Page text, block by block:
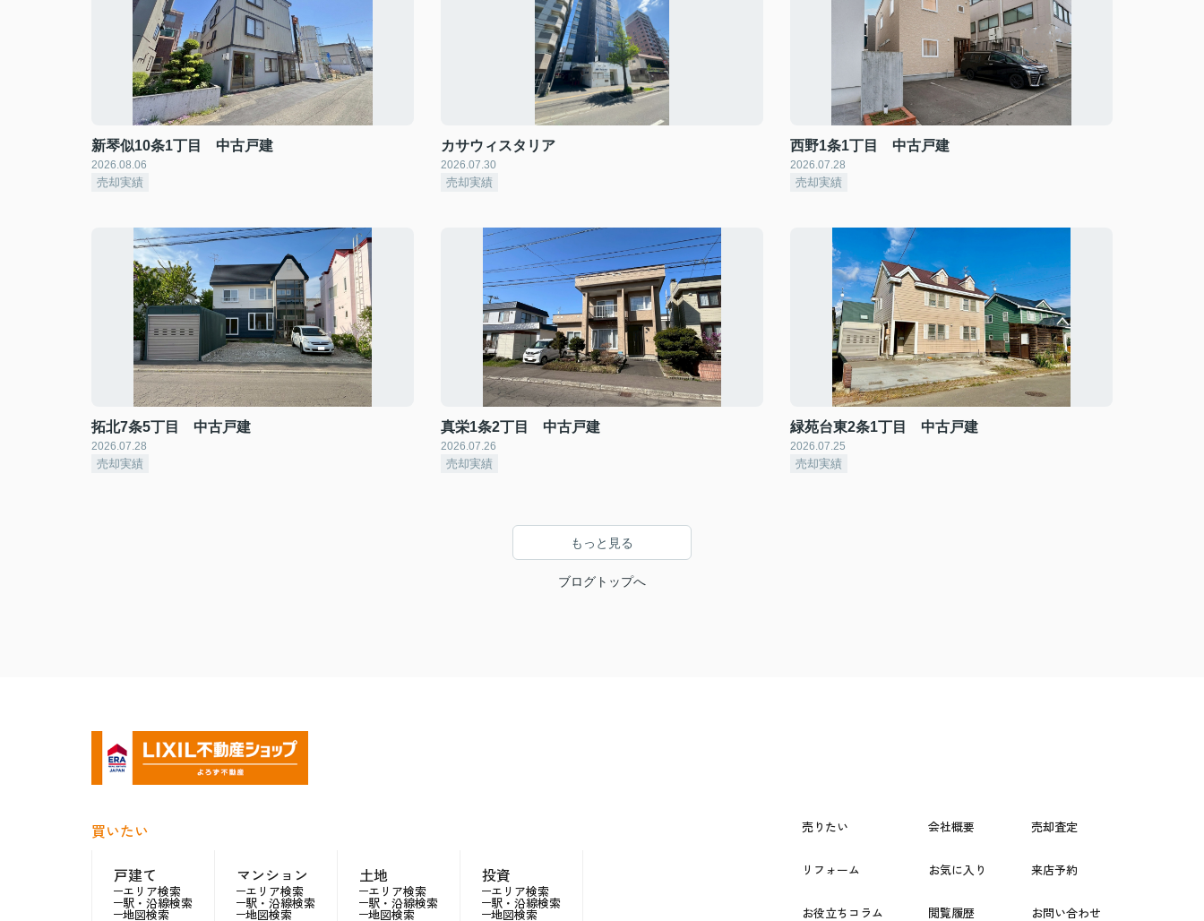
新琴似10条1丁目 中古戸建
2026.08.06
売却実績
カサウィスタリア
2026.07.30
売却実績
西野1条1丁目 中古戸建
2026.07.28
売却実績
拓北7条5丁目 中古戸建
2026.07.28
売却実績
真栄1条2丁目 中古戸建
2026.07.26
売却実績
緑苑台東2条1丁目 中古戸建
2026.07.25
売却実績
もっと見る
ブログトップへ
買いたい
戸建て
エリア検索
駅・沿線検索
地図検索
マンション
エリア検索
駅・沿線検索
地図検索
土地
エリア検索
駅・沿線検索
地図検索
投資
エリア検索
駅・沿線検索
地図検索
売りたい 会社概要 売却査定
リフォーム お気に入り 来店予約
お役立ちコラム 閲覧履歴 お問い合わせ